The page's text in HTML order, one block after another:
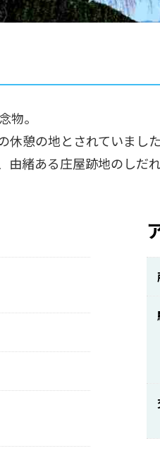
物。
憩の地とされていました
緒ある庄屋跡地のしだ